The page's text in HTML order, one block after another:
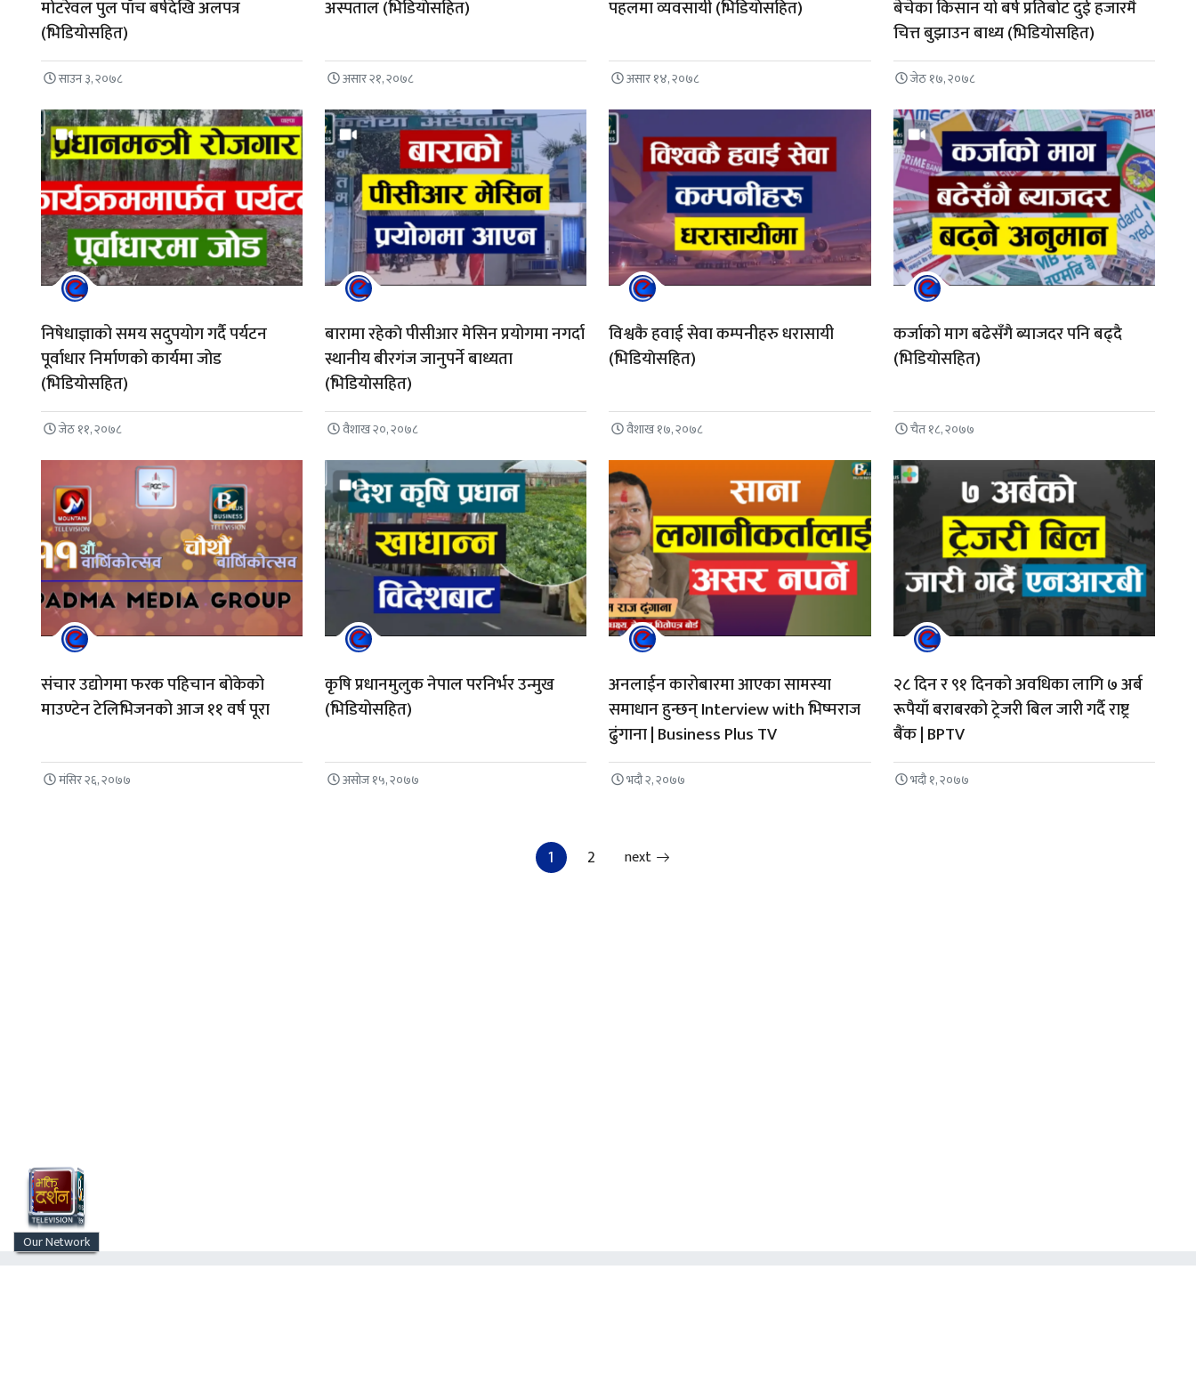
Our Network
मोटरेवल पुल पाँच बर्षदेखि अलपत्र
(भिडियाेसहित)
साउन ३, २०७८
अस्पताल (भिडियाेसहित)
असार २१, २०७८
पहलमा व्यवसायी (भिडियाेसहित)
असार १४, २०७८
बेचेका किसान यो बर्ष प्रतिबोट दुई हजारमै
चित्त बुझाउन बाध्य (भिडियाेसहित)
जेठ १७, २०७८
निषेधाज्ञाको समय सदुपयोग गर्दै पर्यटन
पूर्वाधार निर्माणको कार्यमा जोड
(भिडियाेसहित)
जेठ ११, २०७८
बारामा रहेकाे पीसीआर मेसिन प्रयोगमा नगर्दा
स्थानीय बीरगंज जानुपर्ने बाध्यता
(भिडियाेसहित)
वैशाख २०, २०७८
विश्वकै हवाई सेवा कम्पनीहरु धरासायी
(भिडियाेसहित)
वैशाख १७, २०७८
कर्जाको माग बढेसँगै ब्याजदर पनि बढ्दै
(भिडियाेसहित)
चैत १८, २०७७
संचार उद्योगमा फरक पहिचान बोकेको
माउण्टेन टेलिभिजनको आज ११ वर्ष पूरा
मंसिर २६, २०७७
कृषि प्रधानमुलुक नेपाल परनिर्भर उन्मुख
(भिडियोसहित)
असोज १५, २०७७
अनलाईन कारोबारमा आएका सामस्या
समाधान हुन्छन् Interview with भिष्मराज
ढुंगाना | Business Plus TV
भदौ २, २०७७
२८ दिन र ९१ दिनको अवधिका लागि ७ अर्ब
रूपैयाँ बराबरको ट्रेजरी बिल जारी गर्दै राष्ट्र
बैंक | BPTV
भदौ १, २०७७
Posts pagination
1 2 next